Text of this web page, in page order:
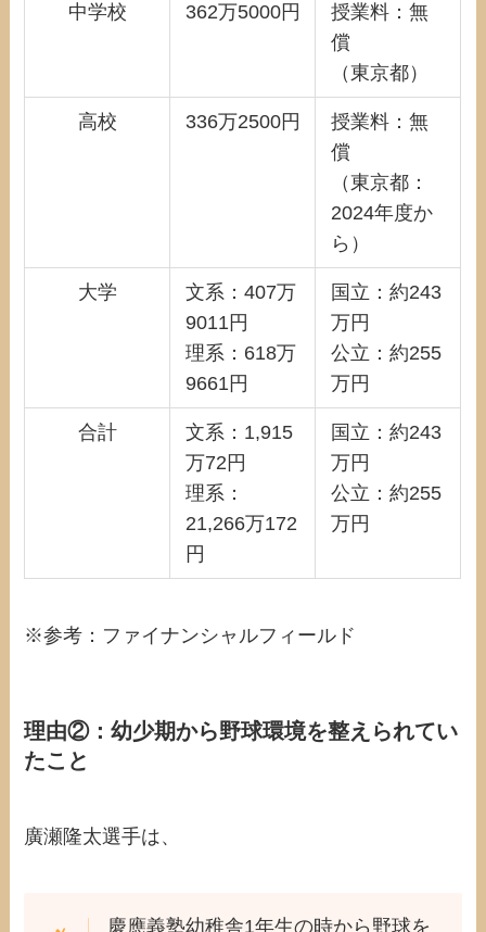
中学校 362万5000円
授業料：無
償
（東京都）
高校 336万2500円
授業料：無
償
（東京都：
2024年度か
ら）
大学
文系：407万
9011円
理系：618万
9661円
国立：約243
万円
公立：約255
万円
合計
文系：1,915
万72円
理系：
21,266万172
円
国立：約243
万円
公立：約255
万円
※参考：ファイナンシャルフィールド
理由②：幼少期から野球環境を整えられてい
たこと
廣瀬隆太選手は、
慶應義塾幼稚舎1年生の時から野球を